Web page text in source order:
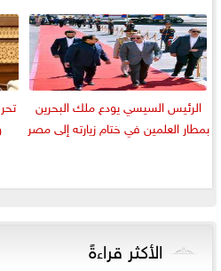
الرئيس السيسي يودع ملك البحرين
بمطار العلمين في ختام زيارته إلى مصر
الأكثر قراءةً